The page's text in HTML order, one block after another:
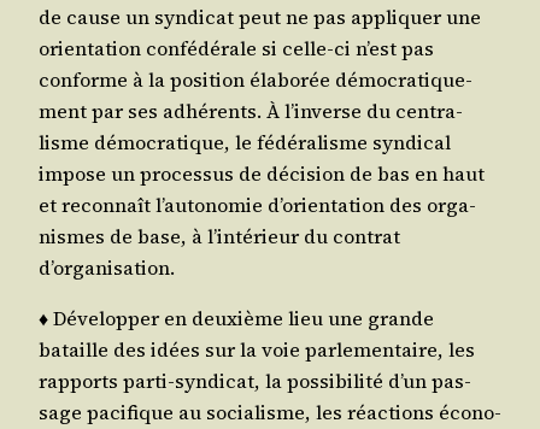
de cause un syn­di­cat peut ne pas appli­quer une
orien­ta­tion confé­dé­rale si celle-ci n’est pas
conforme à la posi­tion éla­bo­rée démo­cra­ti­que­
ment par ses adhé­rents. À l’inverse du cen­tra­
lisme démo­cra­tique, le fédé­ra­lisme syn­di­cal
impose un pro­ces­sus de déci­sion de bas en haut
et recon­naît l’autonomie d’orientation des orga­
nismes de base, à l’intérieur du contrat
d’organisation.
♦ Déve­lop­per en deuxième lieu une grande
bataille des idées sur la voie par­le­men­taire, les
rap­ports par­ti-syn­di­cat, la pos­si­bi­li­té d’un pas­
sage paci­fique au socia­lisme, les réac­tions éco­no­